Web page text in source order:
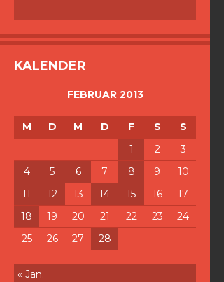
KALENDER
FEBRUAR 2013
M D M D F S
S
1
2
3
4
5 6 7 8 9
10
11
12 13 14 15 16
17
18
19 20 21 22 23
24
25
26 27 28
« Jan.